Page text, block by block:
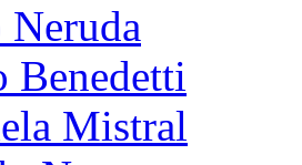
Neruda
Benedetti
Mistral